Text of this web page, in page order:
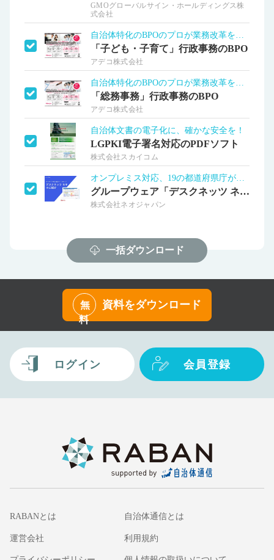
GMOグローバルサイン・ホールディングス株
式会社
「子ども・子育て」行政事務のBPO
アデコ株式会社
「総務事務」行政事務のBPO
アデコ株式会社
自治体文書の電子化に、確かな安全を！
LGPKI電子署名対応のPDFソフト
株式会社スカイコム
グループウェア「デスクネッツ ネオ」
株式会社ネオジャパン
一括ダウンロード
無
料
資料をダウンロード
ログイン 会員登録
RABANとは 自治体通信とは
運営会社 利用規約